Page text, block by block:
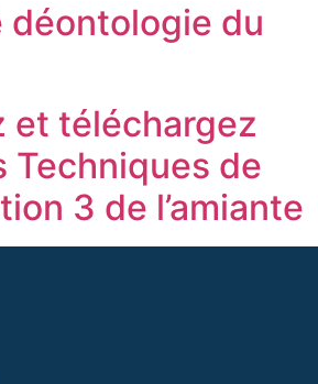
déontologie du
et téléchargez
Techniques de
3 de l’amiante